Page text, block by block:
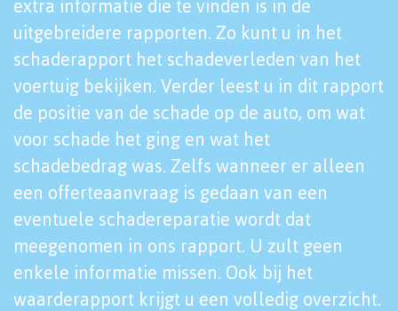
extra informatie die te vinden is in de
uitgebreidere rapporten. Zo kunt u in het
schaderapport het schadeverleden van het
voertuig bekijken. Verder leest u in dit rapport
de positie van de schade op de auto, om wat
voor schade het ging en wat het
schadebedrag was. Zelfs wanneer er alleen
een offerteaanvraag is gedaan van een
eventuele schadereparatie wordt dat
meegenomen in ons rapport. U zult geen
enkele informatie missen. Ook bij het
waarderapport krijgt u een volledig overzicht.